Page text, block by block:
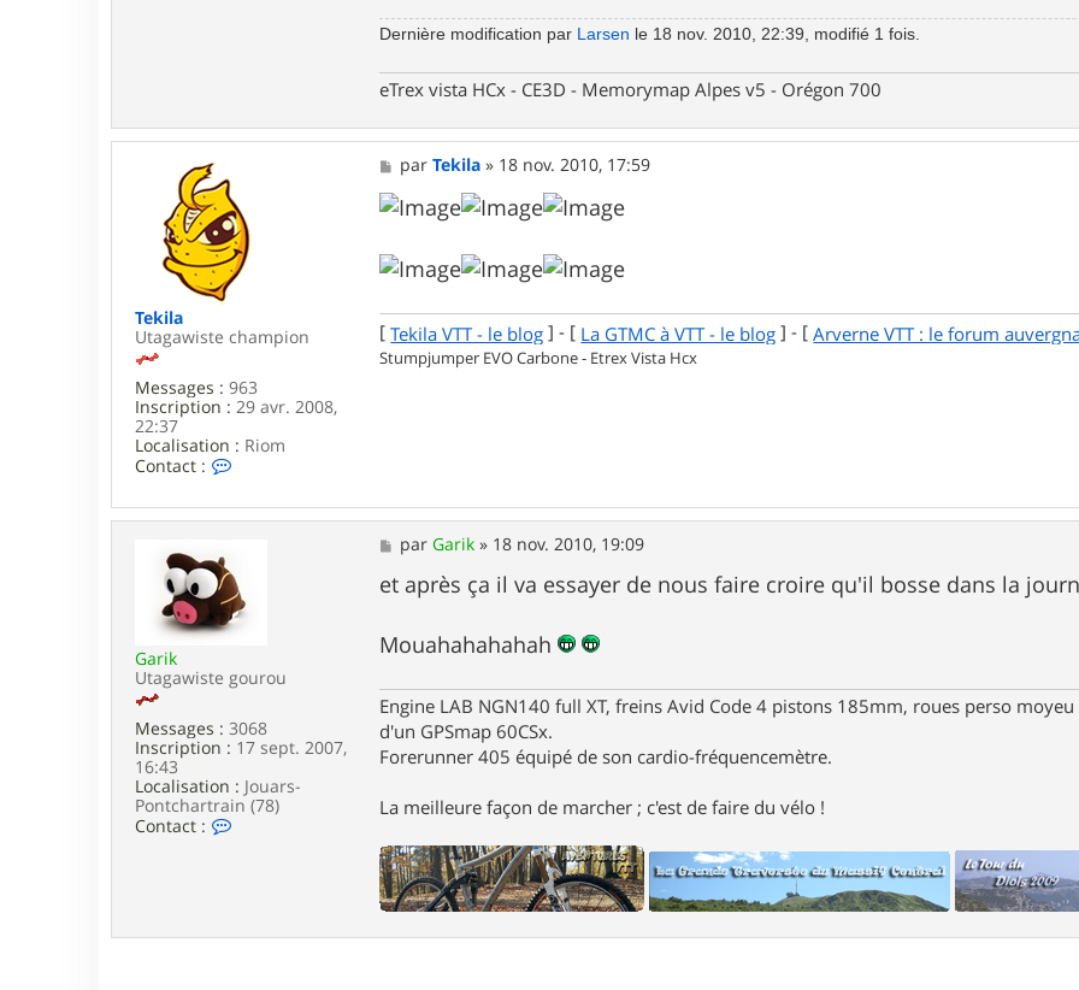
Dernière modification par Larsen le 18 nov. 2010, 22:39, modifié 1 fois.
eTrex vista HCx - CE3D - Memorymap Alpes v5 - Orégon 700
Tekila
Utagawiste champion
Messages : 963
Inscription : 29 avr. 2008,
22:37
Localisation : Riom
Contact :
t
t
e
r
T
k
i
a
M
e
s
s
g
e
parTekila » 18 nov. 2010, 17:59
[Tekila VTT - le blog ] - [ La GTMC à VTT - le blog ] - [ Arverne VTT : le forum
Stumpjumper EVO Carbone - Etrex Vista Hcx
Garik
Utagawiste gourou
Messages : 3068
Inscription : 17 sept. 2007,
16:43
Localisation : Jouars-
Pontchartrain (78)
Contact :
t
M
e
s
s
g
e
parGarik » 18 nov. 2010, 19:09
et après ça il va essayer de nous faire croire qu'il bosse dans la
Mouahahahahah
Engine LAB NGN140 full XT, freins Avid Code 4 pistons 185mm, roues perso
d'un GPSmap 60CSx.
Forerunner 405 équipé de son cardio-fréquencemètre.
La meilleure façon de marcher ; c'est de faire du vélo !